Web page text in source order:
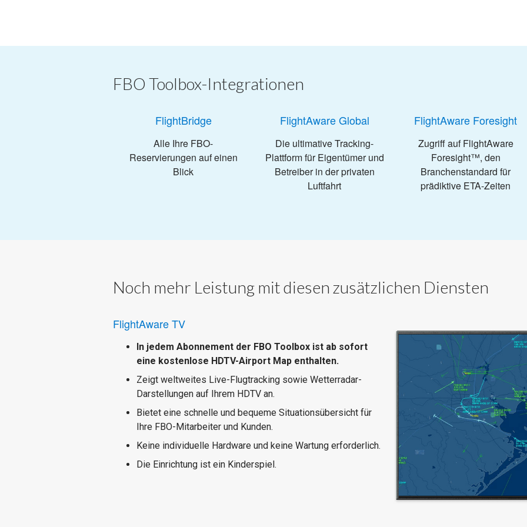
FBO Toolbox-Integrationen
FlightBridge
Alle Ihre FBO-
Reservierungen auf einen
Blick
FlightAware Global
Die ultimative Tracking-
Plattform für Eigentümer und
Betreiber in der privaten
Luftfahrt
FlightAware Foresight
Zugriff auf FlightAware
Foresight™, den
Branchenstandard für
prädiktive ETA-Zeiten
Noch mehr Leistung mit diesen zusätzlichen Diensten
FlightAware TV
In jedem Abonnement der FBO Toolbox ist ab sofort
eine kostenlose HDTV-Airport Map enthalten.
Zeigt weltweites Live-Flugtracking sowie Wetterradar-
Darstellungen auf Ihrem HDTV an.
Bietet eine schnelle und bequeme Situationsübersicht für
Ihre FBO-Mitarbeiter und Kunden.
Keine individuelle Hardware und keine Wartung erforderlich.
Die Einrichtung ist ein Kinderspiel.